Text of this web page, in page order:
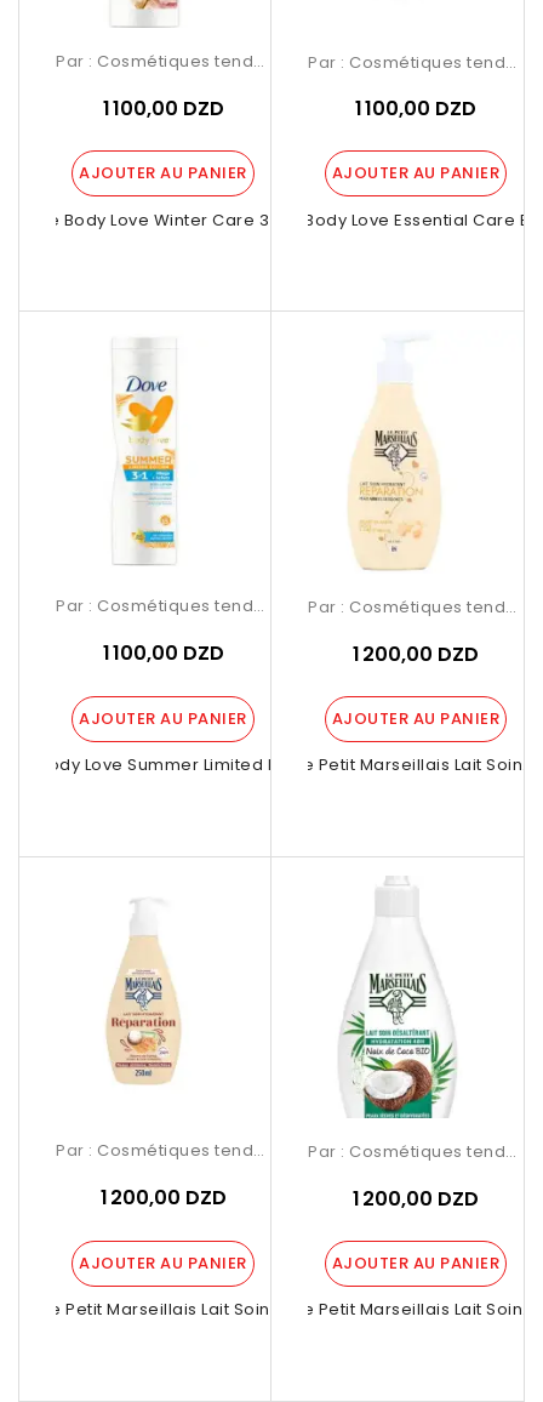
Dove Body Love Winter Care 3 In 1...
Par : Cosmétiques tendance Birkhadem
1 100,00 DZD
AJOUTER AU PANIER
Dove Body Love Essential Care
Par : Cosmétiques tendance Birkhadem
1 100,00 DZD
AJOUTER AU PANIER
Body Love Summer Limited Edition...
Par : Cosmétiques tendance Birkhadem
1 100,00 DZD
AJOUTER AU PANIER
Le Petit Marseillais Lait Soin...
Par : Cosmétiques tendance Birkhadem
1 200,00 DZD
AJOUTER AU PANIER
Le Petit Marseillais Lait Soin...
Par : Cosmétiques tendance Birkhadem
1 200,00 DZD
AJOUTER AU PANIER
Le Petit Marseillais Lait Soin...
Par : Cosmétiques tendance Birkhadem
1 200,00 DZD
AJOUTER AU PANIER